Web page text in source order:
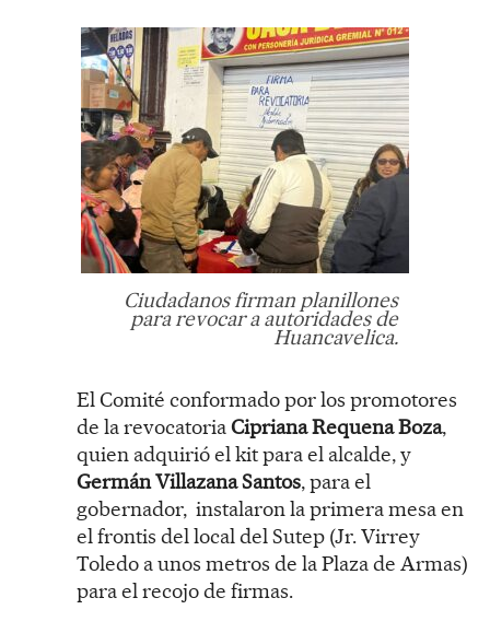
Ciudadanos firman planillones
para revocar a autoridades de
Huancavelica.
El Comité conformado por los promotores
de la revocatoriaCipriana Requena Boza,
quien adquirió el kit para el alcalde, y
Germán Villazana Santos, para el
gobernador, instalaron la primera mesa en
el frontis del local del Sutep (Jr. Virrey
Toledo a unos metros de la Plaza de Armas)
para el recojo de firmas.